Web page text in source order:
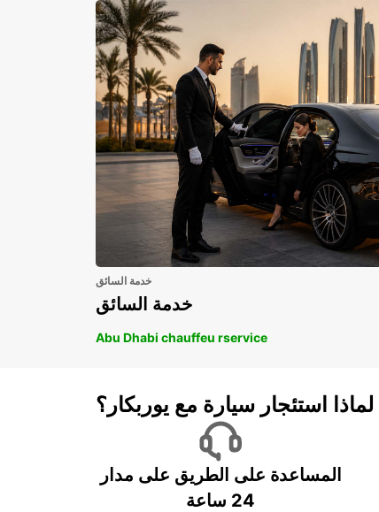
خدمة السائق
خدمة السائق
Abu Dhabi chauffeu rservice
لماذا استئجار سيارة مع يوربكار؟
المساعدة على الطريق على مدار
24 ساعة